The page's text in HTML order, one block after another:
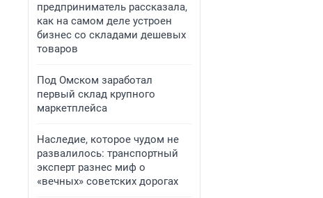
предприниматель рассказала,
как на самом деле устроен
бизнес со складами дешевых
товаров
Под Омском заработал
первый склад крупного
маркетплейса
Наследие, которое чудом не
развалилось: транспортный
эксперт разнес миф о
«вечных» советских дорогах